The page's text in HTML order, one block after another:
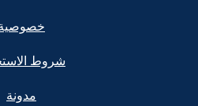
خصوصية
شروط
مدونة